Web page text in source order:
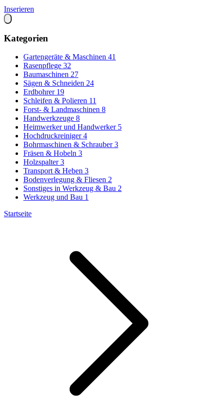
Inserieren
Kategorien
Gartengeräte & Maschinen 41
Rasenpflege 32
Baumaschinen 27
Sägen & Schneiden 24
Erdbohrer 19
Schleifen & Polieren 11
Forst- & Landmaschinen 8
Handwerkzeuge 8
Heimwerker und Handwerker 5
Hochdruckreiniger 4
Bohrmaschinen & Schrauber 3
Fräsen & Hobeln 3
Holzspalter 3
Transport & Heben 3
Bodenverlegung & Fliesen 2
Sonstiges in Werkzeug & Bau 2
Werkzeug und Bau 1
Startseite